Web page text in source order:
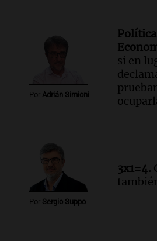
Audio.Violento robo en
Córdoba: delincuentes
dinero y objetos de
Panorama Federal
Episodios
Por Adrián Simioni
si en
Por Sergio Suppo
3x1=4.